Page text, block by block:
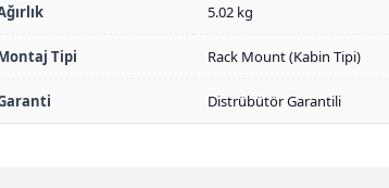
5.02 kg
Tipi Rack Mount (Kabin Tipi)
Distrübütör Garantili